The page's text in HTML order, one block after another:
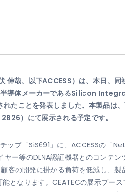
伸哉、以下ACCESS）は、本日
導体メーカーであるSilicon
たことを発表しました。本製品は
）にて展示される予定です。
ップ「SiS691」に、ACCESSの「
ー等のDLNA認証機器とのコンテ
の開発に掛かる負荷を低減し、製
ります。CEATECの展示ブース